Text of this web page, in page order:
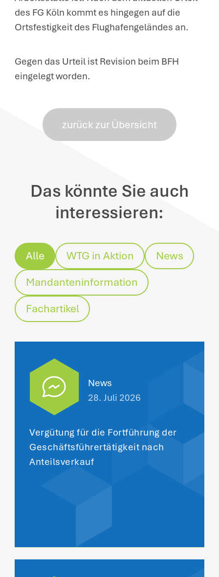
des FG Köln kommt es hingegen auf die
Ortsfestigkeit des Flughafengeländes an.
Gegen das Urteil ist Revision beim BFH
eingelegt worden.
zurück zur Übersicht
Das könnte Sie auch
interessieren:
Alle WTG in Aktion
News
Mandanteninformation
Fachartikel
News
28. Juli 2026
Vergütung für die Fortführung der
Geschäftsführertätigkeit nach
Anteilsverkauf